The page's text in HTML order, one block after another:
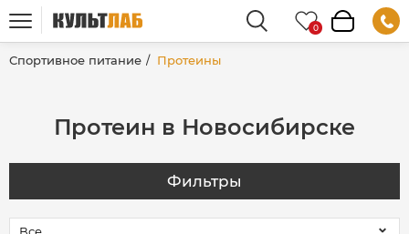
Спортивное питание Протеины
Протеин в Новосибирске
Фильтры